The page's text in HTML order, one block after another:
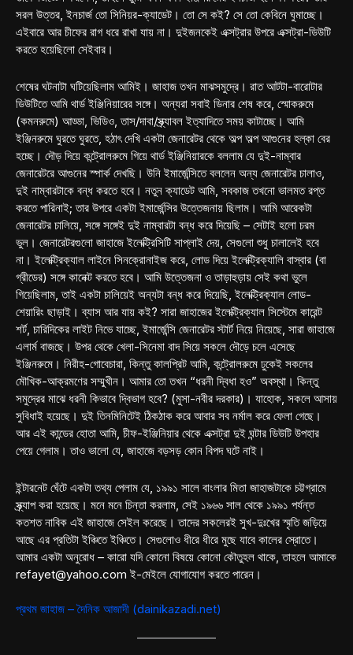
সরল উত্তর, ইনচার্জ তো সিনিয়র-ক্যাডেট। তো সে কই? সে তো কেবিনে ঘুমাচ্ছে।
এইবারে আর চীফের রাগ ধরে রাখা যায় না। দুইজনকেই এক্সট্রার উপরে এক্সট্রা-ডিউটি
করতে হয়েছিলো সেইবার।
শেষের ঘটনাটা ঘটিয়েছিলাম আমিই। জাহাজ তখন মাঝসমুদ্রে। রাত আটটা-বারোটার
ডিউটিতে আমি থার্ড ইঞ্জিনিয়ারের সঙ্গে। অন্যরা সবাই ডিনার শেষ করে, স্মোকরুমে
(কমনরুমে) আড্ডা, ভিডিও, তাস/দাবা/স্ক্র্যাবল ইত্যাদিতে সময় কাটাচ্ছে। আমি
ইঞ্জিনরুমে ঘুরতে ঘুরতে, হঠাৎ দেখি একটা জেনারেটর থেকে অল্প অল্প আগুনের হল্কা বের
হচ্ছে। দৌড় দিয়ে কন্ট্রোলরুমে গিয়ে থার্ড ইঞ্জিনিয়ারকে বললাম যে দুই-নাম্বার
জেনারেটরে আগুনের স্পার্ক দেখছি। উনি ইমার্জেন্সিতে বললেন অন্য জেনারেটর চালাও,
দুই নাম্বারটাকে বন্ধ করতে হবে। নতুন ক্যাডেট আমি, সবকাজ তখনো ভালমত রপ্ত
করতে পারিনাই; তার উপরে একটা ইমার্জেন্সির উত্তেজনায় ছিলাম। আমি আরেকটা
জেনারেটর চালিয়ে, সঙ্গে সঙ্গেই দুই নাম্বারটা বন্ধ করে দিয়েছি – সেটাই হলো চরম
ভুল। জেনারেটরগুলো জাহাজে ইলেক্ট্রিসিটি সাপ্লাই দেয়, সেগুলো শুধু চালালেই হবে
না। ইলেক্ট্রিক্যাল লাইনে সিনক্রোনাইজ করে, লোড দিয়ে ইলেক্ট্রিক্যালি বাস্‌বার (বা
গ্রীডের) সঙ্গে কানেক্ট করতে হবে। আমি উত্তেজনা ও তাড়াহুড়ায় সেই কথা ভুলে
গিয়েছিলাম, তাই একটা চালিয়েই অন্যটা বন্ধ করে দিয়েছি, ইলেক্ট্রিক্যাল লোড-
শেয়ারিং ছাড়াই। ব্যাস আর যায় কই? সারা জাহাজের ইলেক্ট্রিক্যাল সিস্টেমে কারেন্ট
শর্ট, চারিদিকের লাইট নিভে যাচ্ছে, ইমার্জেন্সি জেনারেটর স্টার্ট নিয়ে নিয়েছে, সারা জাহাজে
এলার্ম বাজছে। উপর থেকে খেলা-সিনেমা বাদ সিয়ে সকলে দৌড়ে চলে এসেছে
ইঞ্জিনরুমে। নিরীহ-গোবেচারা, কিন্তু কালপ্রিট আমি, কন্ট্রোলরুমে ঢুকেই সকলের
মৌখিক-আক্রমণের সম্মুখীন। আমার তো তখন “ধরনী দ্বিধা হও” অবস্থা। কিন্তু
সমুদ্রের মাঝে ধরনী কিভাবে দ্বিভাগ হবে? (মুসা-নবীর দরকার)। যাহোক, সকলে আসায়
সুবিধাই হয়েছে। দুই তিনমিনিটেই ঠিকঠাক করে আবার সব নর্মাল করে ফেলা গেছে।
আর এই কান্ডের হোতা আমি, চীফ-ইঞ্জিনিয়ার থেকে এক্সট্রা দুই ঘন্টার ডিউটি উপহার
পেয়ে গেলাম। তাও ভালো যে, জাহাজে বড়সড় কোন বিপদ ঘটে নাই।
ইন্টারনেট ঘেঁটে একটা তথ্য পেলাম যে, ১৯৯১ সালে বাংলার মিতা জাহাজটাকে চট্টগ্রামে
স্ক্র্যাপ করা হয়েছে। মনে মনে চিন্তা করলাম, সেই ১৯৬৬ সাল থেকে ১৯৯১ পর্যন্ত
কতশত নাবিক এই জাহাজে সেইল করেছে। তাদের সকলেরই সুখ-দুঃখের স্মৃতি জড়িয়ে
আছে এর প্রতিটা ইঞ্চিতে ইঞ্চিতে। সেগুলোও ধীরে ধীরে মুছে যাবে কালের স্রোতে।
আমার একটা অনুরোধ – কারো যদি কোনো বিষয়ে কোনো কৌতুহল থাকে, তাহলে আমাকে
refayet@yahoo.com ই-মেইলে যোগাযোগ করতে পারেন।
প্রথম জাহাজ – দৈনিক আজাদী (dainikazadi.net)